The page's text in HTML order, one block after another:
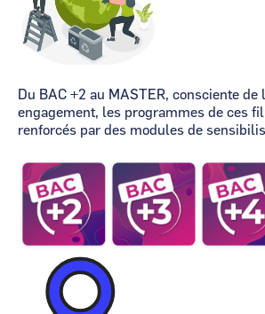
Du BAC +2 au MASTER, consciente de
engagement, les programmes de ces
renforcés par des modules de
Image
Image